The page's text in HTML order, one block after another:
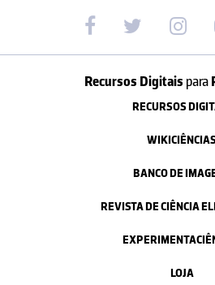
Recursos Digitais para
RECURSOS
BANCO DE
REVISTA DE CIÊNCIA
LOJA